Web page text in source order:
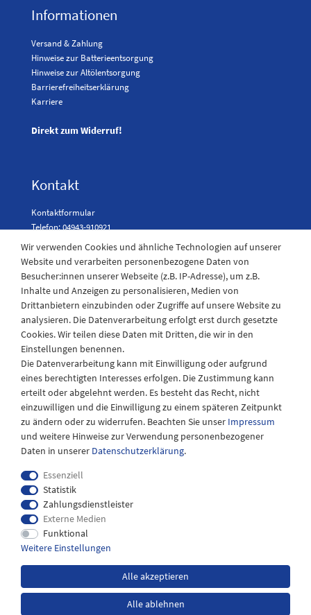
Informationen
Versand & Zahlung
Hinweise zur Batterieentsorgung
Hinweise zur Altölentsorgung
Barrierefreiheitserklärung
Karriere
Direkt zum Widerruf!
Kontakt
Kontaktformular
Telefon: 04943-910921
Laden Öffnungszeiten
Montag - Freitag
08:30 - 12:30 und 13.00 - 17.30 Uhr
Samstags
08:30 bis 12:30 Uhr
Impressum
Widerrufs­recht
Versandkosten
Wir verwenden Cookies und ähnliche Technologien auf unserer
Website und verarbeiten personenbezogene Daten von
Besucher:innen unserer Webseite (z.B. IP-Adresse), um z.B.
Inhalte und Anzeigen zu personalisieren, Medien von
Drittanbietern einzubinden oder Zugriffe auf unsere Website zu
analysieren. Die Datenverarbeitung erfolgt erst durch gesetzte
Cookies. Wir teilen diese Daten mit Dritten, die wir in den
Einstellungen benennen.
Die Datenverarbeitung kann mit Einwilligung oder aufgrund
eines berechtigten Interesses erfolgen. Die Zustimmung kann
erteilt oder abgelehnt werden. Es besteht das Recht, nicht
einzuwilligen und die Einwilligung zu einem späteren Zeitpunkt
zu ändern oder zu widerrufen. Beachten Sie unser Impressum
und weitere Hinweise zur Verwendung personenbezogener
Daten in unserer Daten­schutz­erklärung.
Essenziell
Statistik
Zahlungsdienstleister
Externe Medien
Funktional
Weitere Einstellungen
Alle akzeptieren
Alle ablehnen